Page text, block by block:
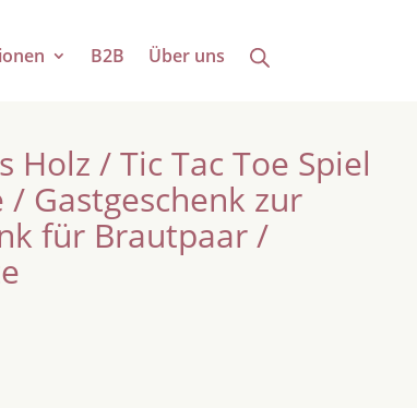
B2B Über uns
Holz / Tic Tac Toe Spiel
Gastgeschenk zur
für Brautpaar /